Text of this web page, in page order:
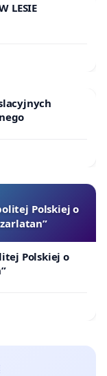
LESIE
Polskiej o
Polskiej o